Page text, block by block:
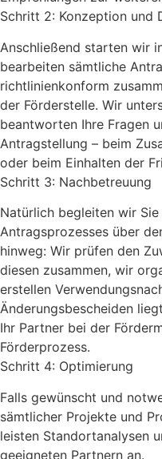
Schritt 2: Konzeption und
Anschließend starten wir
bearbeiten sämtliche
richtlinienkonform
der Förderstelle. Wir
beantworten Ihre Fragen
Antragstellung – beim
oder beim Einhalten der
Schritt 3: Nachbetreuung
Natürlich begleiten wir
Antragsprozesses über
hinweg: Wir prüfen den
diesen zusammen, wir
erstellen
Änderungsbescheiden
Ihr Partner bei der
Förderprozess.
Schritt 4: Optimierung
Falls gewünscht und
sämtlicher Projekte und
leisten Standortanalysen
geeigneten Partnern an.